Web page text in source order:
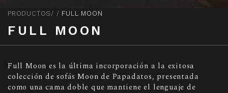
PRODUCTOS FULL MOON
FULL MOON
Full Moon es la última incorporación a la exitosa
colección de sofás Moon de Papadatos, presentada
como una cama doble que mantiene el lenguaje de